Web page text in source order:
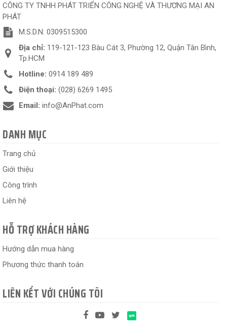
CÔNG TY TNHH PHÁT TRIỂN CÔNG NGHỆ VÀ THƯƠNG MẠI AN
PHÁT
M.S.D.N: 0309515300
Địa chỉ: 119-121-123 Bàu Cát 3, Phường 12, Quận Tân Bình,
Tp.HCM
Hotline: 0914 189 489
Điện thoại: (028) 6269 1495
Email: info@AnPhat.com
DANH MỤC
Trang chủ
Giới thiệu
Công trình
Liên hệ
HỖ TRỢ KHÁCH HÀNG
Hướng dẫn mua hàng
Phương thức thanh toán
LIÊN KẾT VỚI CHÚNG TÔI